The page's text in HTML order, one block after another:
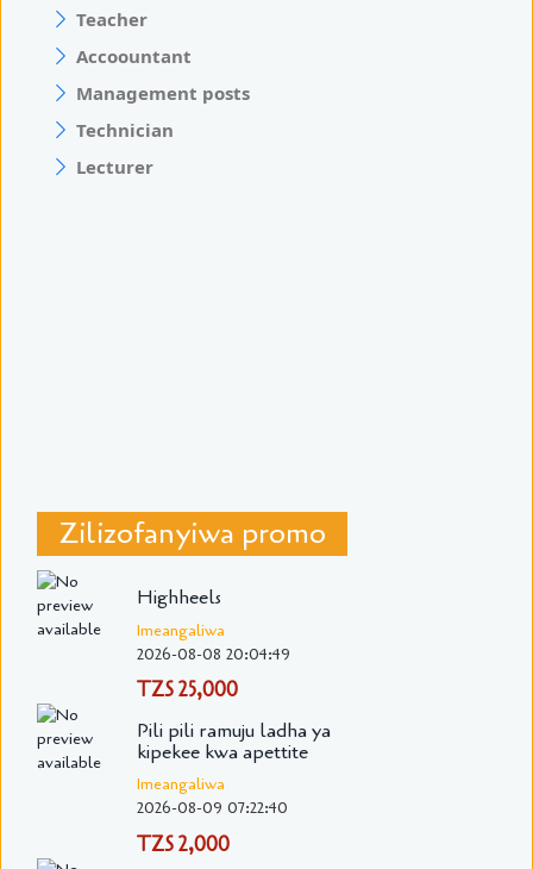
Teacher
Accoountant
Management posts
Technician
Lecturer
Zilizofanyiwa promo
Highheels
Imeangaliwa
2026-08-08 20:04:49
TZS 25,000
Pili pili ramuju ladha ya
kipekee kwa apettite
Imeangaliwa
2026-08-09 07:22:40
TZS 2,000